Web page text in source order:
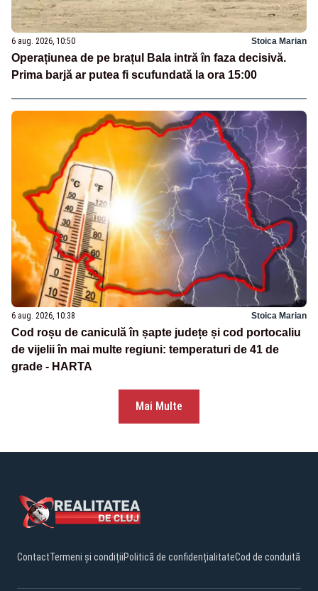
6 aug. 2026, 10:50 Stoica Marian
Operațiunea de pe brațul Bala intră în faza decisivă.
Prima barjă ar putea fi scufundată la ora 15:00
6 aug. 2026, 10:38 Stoica Marian
Cod roșu de caniculă în șapte județe și cod portocaliu
de vijelii în mai multe regiuni: temperaturi de 41 de
grade - HARTA
Mai Multe
ContactTermeni și condițiiPolitică de confidențialitateCod de conduită